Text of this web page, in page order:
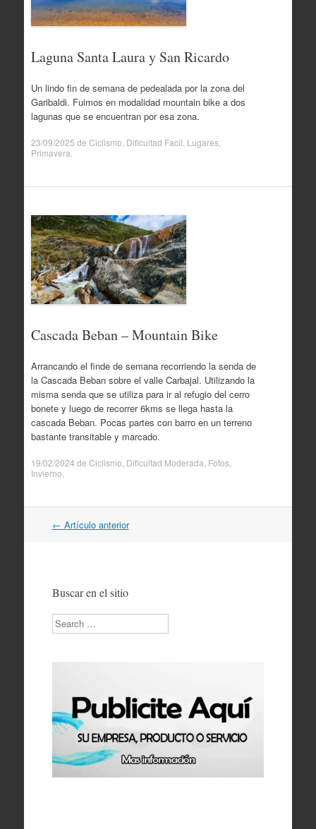
Laguna Santa Laura y San Ricardo
Un lindo fin de semana de pedealada por la zona del
Garibaldi. Fuimos en modalidad mountain bike a dos
lagunas que se encuentran por esa zona.
23/09/2025 de Ciclismo Dificultad Facil Lugares,
Primavera
Cascada Beban – Mountain Bike
Arrancando el finde de semana recorriendo la senda de
la Cascada Beban sobre el valle Carbajal. Utilizando la
misma senda que se utiliza para ir al refugio del cerro
bonete y luego de recorrer 6kms se llega hasta la
cascada Beban. Pocas partes con barro en un terreno
bastante transitable y marcado.
19/02/2024 de Ciclismo Dificultad Moderada Fotos,
Invierno
Navegación
← Artículo anterior
Buscar en el sitio
Search